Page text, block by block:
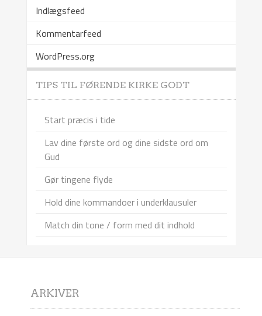
Indlægsfeed
Kommentarfeed
WordPress.org
TIPS TIL FØRENDE KIRKE GODT
Start præcis i tide
Lav dine første ord og dine sidste ord om
Gud
Gør tingene flyde
Hold dine kommandoer i underklausuler
Match din tone / form med dit indhold
ARKIVER